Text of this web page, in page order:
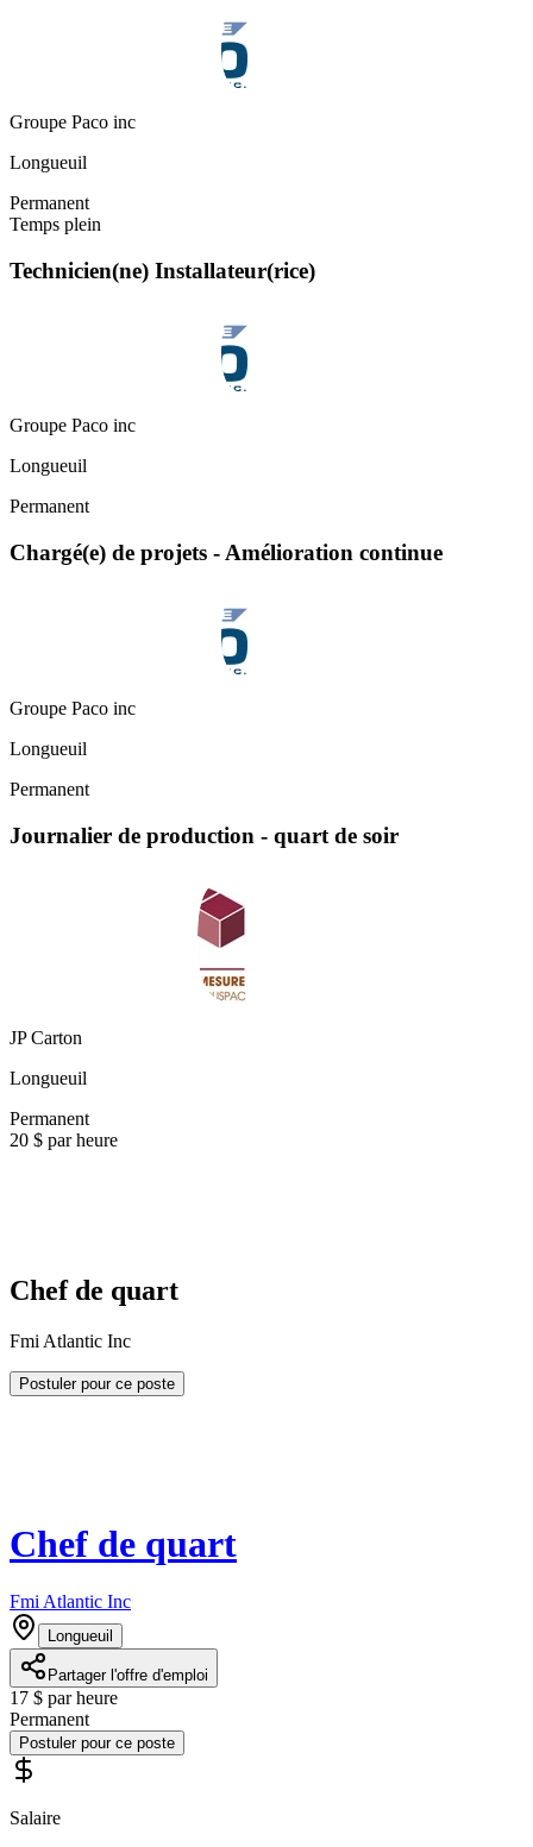
Groupe Paco inc
Longueuil
Permanent
Temps plein
Technicien(ne) Installateur(rice)
Groupe Paco inc
Longueuil
Permanent
Chargé(e) de projets - Amélioration continue
Groupe Paco inc
Longueuil
Permanent
Journalier de production - quart de soir
JP Carton
Longueuil
Permanent
20 $ par heure
Chef de quart
Fmi Atlantic Inc
Postuler pour ce poste
Chef de quart
Fmi Atlantic Inc
Longueuil
Partager l'offre d'emploi
17 $ par heure
Permanent
Postuler pour ce poste
Salaire